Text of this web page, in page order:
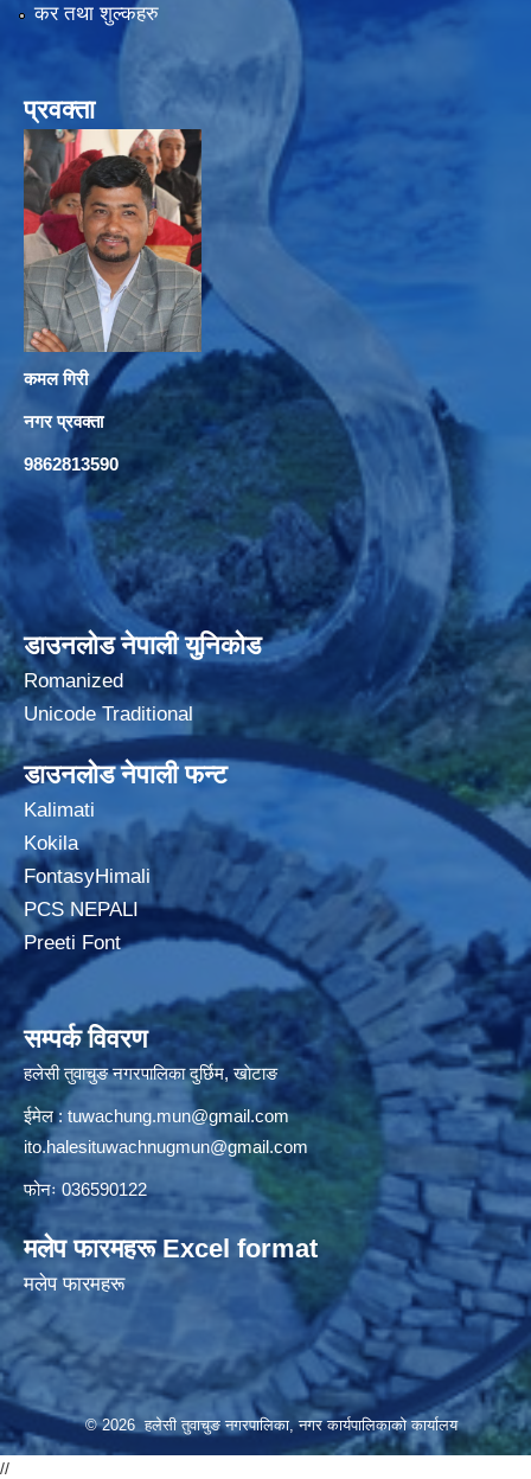
कर तथा शुल्कहरु
प्रवक्ता
कमल गिरी
नगर प्रवक्ता
9862813590
डाउनलोड नेपाली युनिकोड
Romanized
Unicode Traditional
डाउनलोड नेपाली फन्ट
Kalimati
Kokila
FontasyHimali
PCS NEPALI
Preeti Font
सम्पर्क विवरण
हलेसी तुवाचुङ नगरपालिका दुर्छिम, खाेटाङ
ईमेल : tuwachung.mun@gmail.com
ito.halesituwachnugmun@gmail.com
फोनः 036590122
मलेप फारमहरू Excel format
मलेप फारमहरू
© 2026 हलेसी तुवाचुङ नगरपालिका, नगर कार्यपालिकाको कार्यालय
//